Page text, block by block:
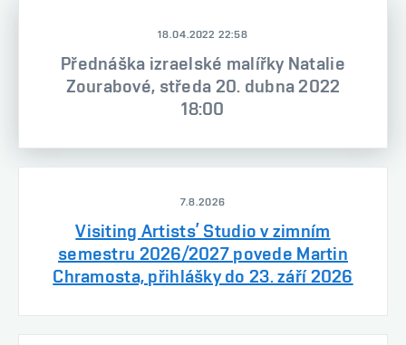
18.04.2022 22:58
Přednáška izraelské malířky Natalie
Zourabové, středa 20. dubna 2022
18:00
7.8.2026
Visiting Artists’ Studio v zimním
semestru 2026/2027 povede Martin
Chramosta, přihlášky do 23. září 2026